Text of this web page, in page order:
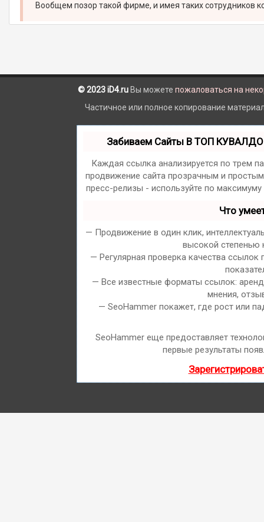
Вообщем позор такой фирме, и имея таких сотрудников
© 2023 iD4.ru Вы можете пожаловаться на
Частичное или полное копирование
Забиваем Сайты В ТОП
Каждая ссылка анализируется по трем
продвижение сайта прозрачным и
пресс-релизы - используйте по
Что
— Продвижение в один клик,
высокой степенью
— Регулярная проверка качества
— Все известные форматы ссылок:
мнения,
— SeoHammer покажет, где рост или
SeoHammer еще предоставляет
первые результаты